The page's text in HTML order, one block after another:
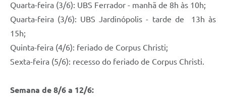
Quarta-feira (3/6): UBS Ferrador - manhã de 8h às 10h;
Quarta-feira (3/6): UBS Jardinópolis - tarde de 13h às
15h;
Quinta-feira (4/6): feriado de Corpus Christi;
Sexta-feira (5/6): recesso do feriado de Corpus Christi.
Semana de 8/6 a 12/6: